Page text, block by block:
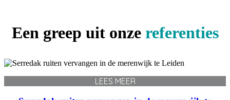
Een greep uit onzereferenties
LEES MEER